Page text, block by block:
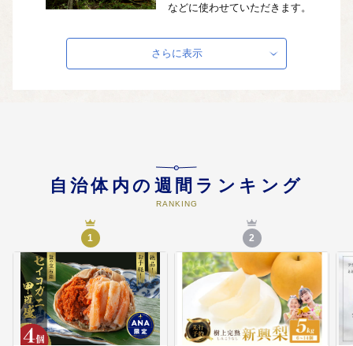
などに使わせていただきます。
3.健康と福祉のふるさと応援事業
4.未来を拓く子どもを育むふるさ
と応援事業
子育ての支援、教育環境の整備、
指導体制の確保充実、学校と登下
校の安全・防犯体制強化、経済的
理由による就学困難者への奨学金
の給付などに使わせていただきま
す。
06
5.市民協働と生涯学習のふるさと
さらに表示
自治体内の週間ランキング
RANKING
1 2